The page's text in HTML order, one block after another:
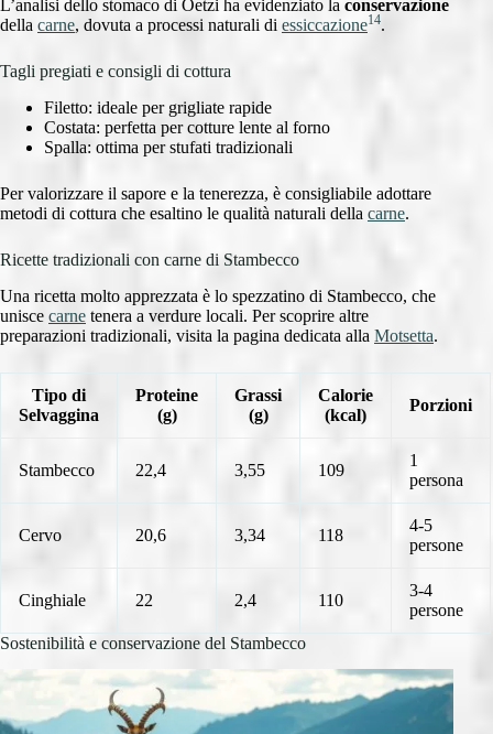
L’analisi dello stomaco di Oetzi ha evidenziato la conservazione
della carne, dovuta a processi naturali di essiccazione14.
Tagli pregiati e consigli di cottura
Filetto: ideale per grigliate rapide
Costata: perfetta per cotture lente al forno
Spalla: ottima per stufati tradizionali
Per valorizzare il sapore e la tenerezza, è consigliabile adottare
metodi di cottura che esaltino le qualità naturali della carne.
Ricette tradizionali con carne di Stambecco
Una ricetta molto apprezzata è lo spezzatino di Stambecco, che
unisce carne tenera a verdure locali. Per scoprire altre
preparazioni tradizionali, visita la pagina dedicata alla Motsetta.
Tipo di
Selvaggina
Proteine
(g)
Grassi
(g)
Calorie
(kcal)
Porzioni
Stambecco 22,4 3,55 109
1
persona
Cervo 20,6 3,34 118
4-5
persone
Cinghiale 22 2,4 110
3-4
persone
Sostenibilità e conservazione del Stambecco